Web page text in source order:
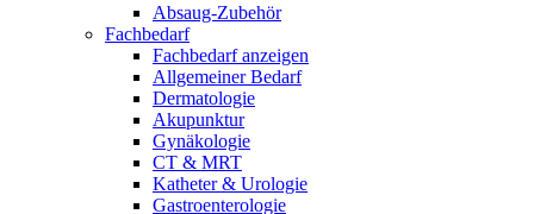
Absaug-Zubehör
Fachbedarf
Fachbedarf anzeigen
Allgemeiner Bedarf
Dermatologie
Akupunktur
Gynäkologie
CT & MRT
Katheter & Urologie
Gastroenterologie